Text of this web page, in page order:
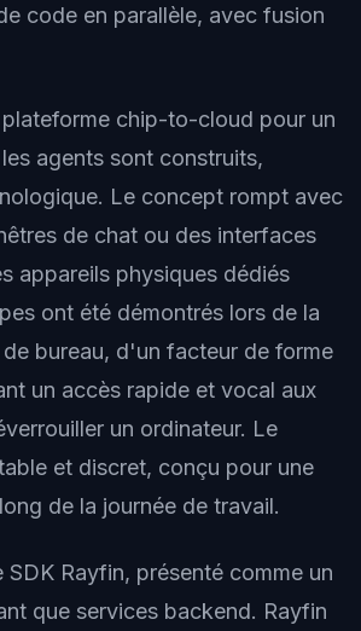
code en parallèle, avec fusion
chip-to-cloud pour un
agents sont construits,
Le concept rompt avec
de chat ou des interfaces
appareils physiques dédiés
ont été démontrés lors de la
bureau, d'un facteur de forme
un accès rapide et vocal aux
un ordinateur. Le
et discret, conçu pour une
de la journée de travail.
Rayfin, présenté comme un
que services backend. Rayfin